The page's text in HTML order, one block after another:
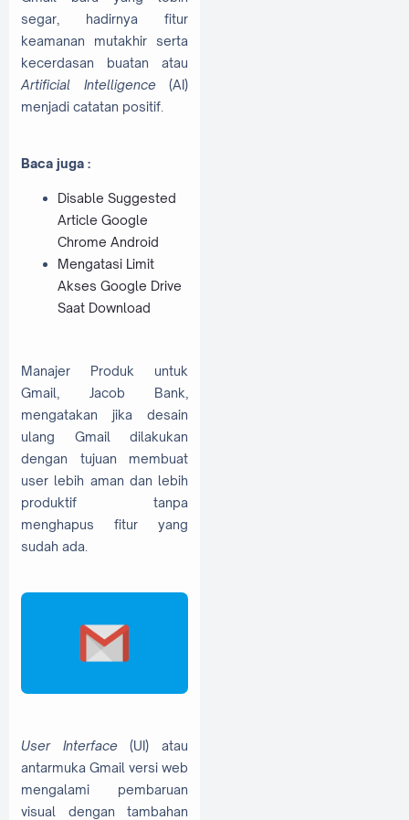
segar, hadirnya fitur
keamanan mutakhir serta
kecerdasan buatan atau
Artificial Intelligence(AI)
menjadi catatan positif.
Baca juga :
Disable Suggested
Article Google
Chrome Android
Mengatasi Limit
Akses Google Drive
Saat Download
Manajer Produk untuk
Gmail, Jacob Bank,
mengatakan jika desain
ulang Gmail dilakukan
dengan tujuan membuat
user lebih aman dan lebih
produktif tanpa
menghapus fitur yang
sudah ada.
User Interface(UI) atau
antarmuka Gmail versi web
mengalami pembaruan
visual dengan tambahan